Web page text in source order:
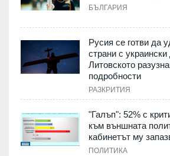
БЪЛГАРИЯ
Русия се готви да
страни с украински
Литовското
подробности
РАЗКРИТИЯ
"Галъп": 52% с
към външната
кабинетът му
ПОЛИТИКА